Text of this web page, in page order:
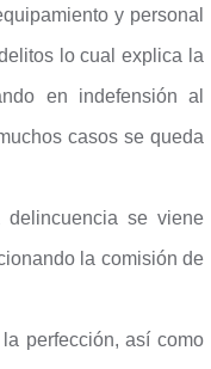
y personal
lo cual explica la
en indefensión al
casos se queda
se viene
la comisión de
perfección, así como